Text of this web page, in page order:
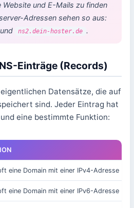
und E-Mails zu finden
Adressen sehen so aus:
und ns2.dein-hoster.de .
Einträge (Records)
Datensätze, die auf
sind. Jeder Eintrag hat
eine bestimmte Funktion:
eine Domain mit einer IPv4-Adresse
eine Domain mit einer IPv6-Adresse